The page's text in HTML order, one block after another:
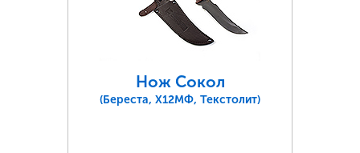
Нож Сокол
(Береста, Х12МФ, Текстолит)